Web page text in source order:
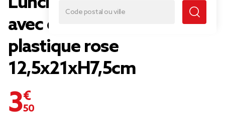
avec couverts silicone et
plastique rose
12,5x21xH7,5cm
3,50 €